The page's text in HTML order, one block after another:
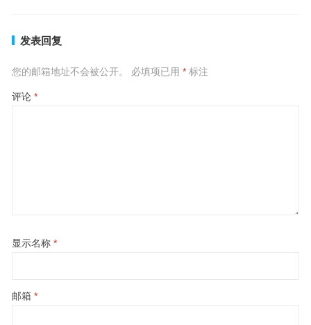
发表回复
您的邮箱地址不会被公开。 必填项已用 *标注
评论 *
显示名称 *
邮箱 *